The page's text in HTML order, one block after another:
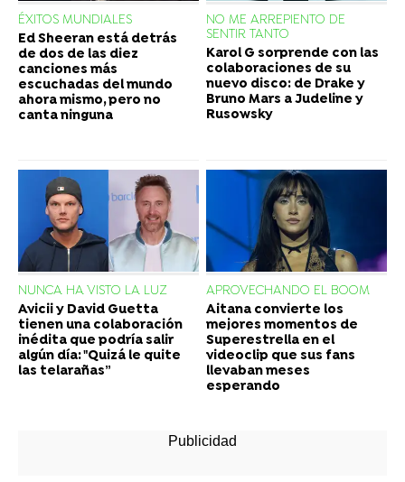
ÉXITOS MUNDIALES
Ed Sheeran está detrás
de dos de las diez
canciones más
escuchadas del mundo
ahora mismo, pero no
canta ninguna
NO ME ARREPIENTO DE
SENTIR TANTO
Karol G sorprende con las
colaboraciones de su
nuevo disco: de Drake y
Bruno Mars a Judeline y
Rusowsky
NUNCA HA VISTO LA LUZ
Avicii y David Guetta
tienen una colaboración
inédita que podría salir
algún día: "Quizá le quite
las telarañas”
APROVECHANDO EL BOOM
Aitana convierte los
mejores momentos de
Superestrella en el
videoclip que sus fans
llevaban meses
esperando